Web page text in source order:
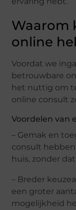
Waarom
online
Voordat we
betrouwbare
het nuttig om
online consult
Voordelen van
– Gemak en
consult
huis, zonder
– Breder
een groter
mogelijkheid